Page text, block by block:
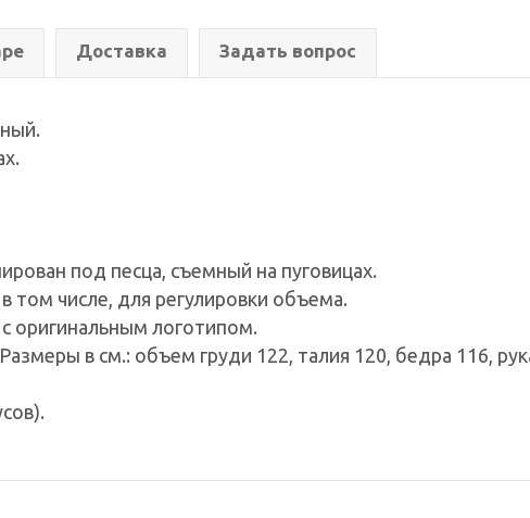
Доставка Задать вопрос
под песца, съемный на пуговицах.
том числе, для регулировки объема.
оригинальным логотипом.
в см.: объем груди 122, талия 120, бедра 116,